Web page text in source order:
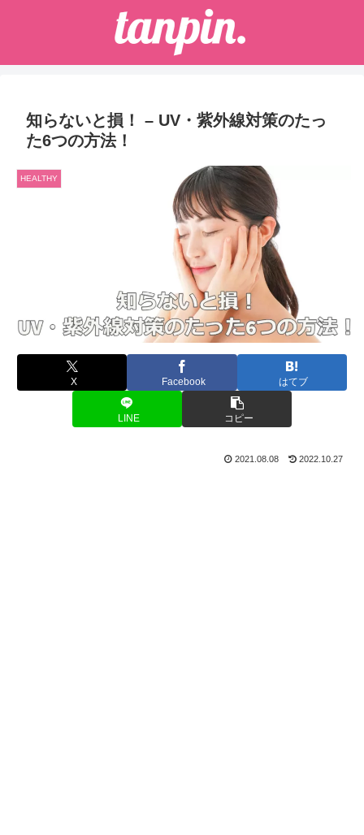
知らないと損！ – UV・紫外線対策のたっ
た6つの方法！
HEALTHY
X Facebook はてブ
LINE コピー
2021.08.08 2022.10.27